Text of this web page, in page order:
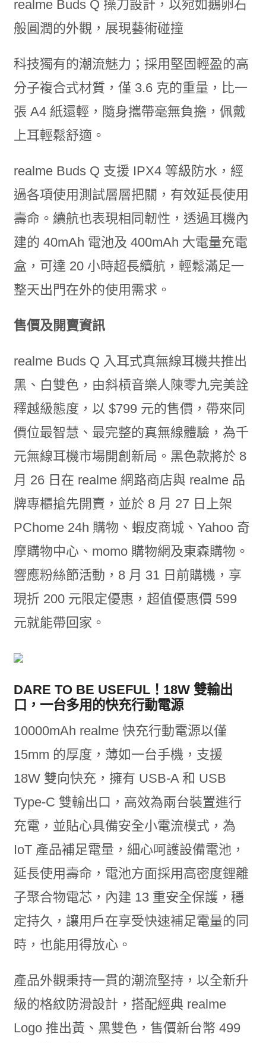
realme Buds Q 操刀設計，以宛如鵝卵石
般圓潤的外觀，展現藝術碰撞
科技獨有的潮流魅力；採用堅固輕盈的高
分子複合式材質，僅 3.6 克的重量，比一
張 A4 紙還輕，隨身攜帶毫無負擔，佩戴
上耳輕鬆舒適。
realme Buds Q 支援 IPX4 等級防水，經
過各項使用測試層層把關，有效延長使用
壽命。續航也表現相同韌性，透過耳機內
建的 40mAh 電池及 400mAh 大電量充電
盒，可達 20 小時超長續航，輕鬆滿足一
整天出門在外的使用需求。
售價及開賣資訊
realme Buds Q 入耳式真無線耳機共推出
黑、白雙色，由斜槓音樂人陳零九完美詮
釋越級態度，以 $799 元的售價，帶來同
價位最智慧、最完整的真無線體驗，為千
元無線耳機市場開創新局。黑色款將於 8
月 26 日在 realme 網路商店與 realme 品
牌專櫃搶先開賣，並於 8 月 27 日上架
PChome 24h 購物、蝦皮商城、Yahoo 奇
摩購物中心、momo 購物網及東森購物。
響應粉絲節活動，8 月 31 日前購機，享
現折 200 元限定優惠，超值優惠價 599
元就能帶回家。
DARE TO BE USEFUL！18W 雙輸出
口，一台多用的快充行動電源
10000mAh realme 快充行動電源以僅
15mm 的厚度，薄如一台手機，支援
18W 雙向快充，擁有 USB-A 和 USB
Type-C 雙輸出口，高效為兩台裝置進行
充電，並貼心具備安全小電流模式，為
IoT 產品補足電量，細心呵護設備電池，
延長使用壽命，電池方面採用高密度鋰離
子聚合物電芯，內建 13 重安全保護，穩
定持久，讓用戶在享受快速補足電量的同
時，也能用得放心。
產品外觀秉持一貫的潮流堅持，以全新升
級的格紋防滑設計，搭配經典 realme
Logo 推出黃、黑雙色，售價新台幣 499